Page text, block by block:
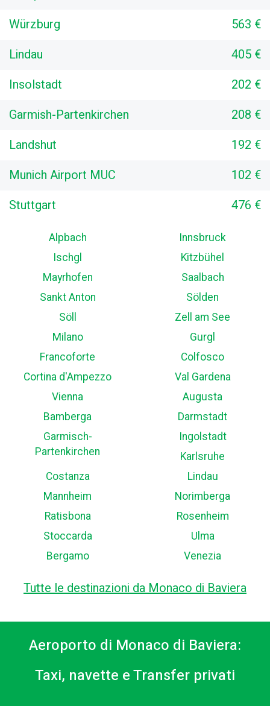
Würzburg
563 €
Lindau
405 €
Insolstadt
202 €
Garmish-Partenkirchen
208 €
Landshut
192 €
Munich Airport MUC
102 €
Stuttgart
476 €
Alpbach
Innsbruck
Ischgl
Kitzbühel
Mayrhofen
Saalbach
Sankt Anton
Sölden
Söll
Zell am See
Milano
Gurgl
Francoforte
Colfosco
Cortina d'Ampezzo
Val Gardena
Vienna
Augusta
Bamberga
Darmstadt
Garmisch-
Partenkirchen
Ingolstadt
Karlsruhe
Costanza
Lindau
Mannheim
Norimberga
Ratisbona
Rosenheim
Stoccarda
Ulma
Bergamo
Venezia
Tutte le destinazioni da Monaco di Baviera
Aeroporto di Monaco di Baviera:
Taxi, navette e Transfer privati